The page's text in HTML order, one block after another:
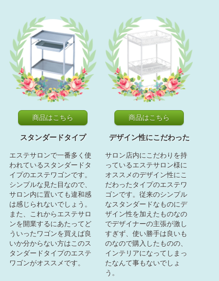
商品はこちら
スタンダードタイプ
エステサロンで一番多く使
われているスタンダードタ
イプのエステワゴンです。
シンプルな見た目なので、
サロン内に置いても違和感
は感じられないでしょう。
また、これからエステサロ
ンを開業するにあたってど
ういったワゴンを買えば良
いか分からない方はこのス
タンダードタイプのエステ
ワゴンがオススメです。
商品はこちら
デザイン性にこだわった
サロン店内にこだわりを持
っているエステサロン様に
オススメのデザイン性にこ
だわったタイプのエステワ
ゴンです。従来のシンプル
なスタンダードなものにデ
ザイン性を加えたものなの
でデザイナーの主張が激し
すぎず、使い勝手は良いも
のなので購入したものの、
インテリアになってしまっ
たなんて事もないでしょ
う。